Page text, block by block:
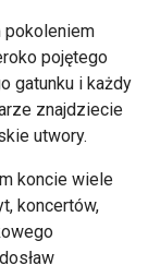
pokoleniem
pojętego
gatunku i każdy
znajdziecie
utwory.
koncie wiele
koncertów,